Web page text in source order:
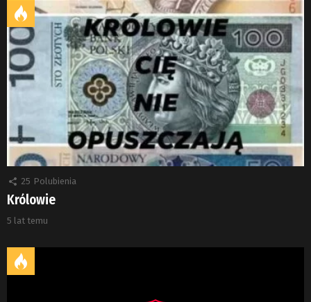
25 Polubienia
Królowie
5 lat temu